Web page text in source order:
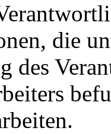
die
des